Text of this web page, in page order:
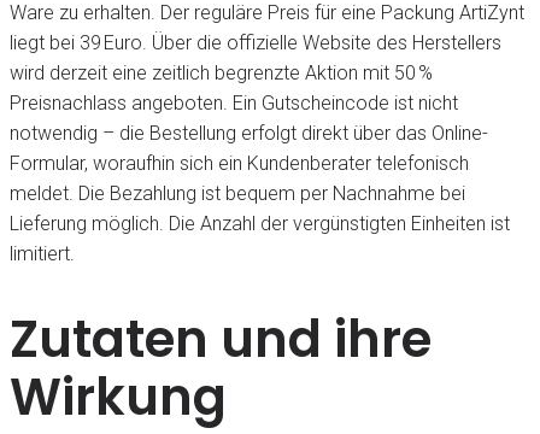
Ware zu erhalten. Der reguläre Preis für eine Packung ArtiZynt
liegt bei 39 Euro. Über die offizielle Website des Herstellers
wird derzeit eine zeitlich begrenzte Aktion mit 50 %
Preisnachlass angeboten. Ein Gutscheincode ist nicht
notwendig – die Bestellung erfolgt direkt über das Online-
Formular, woraufhin sich ein Kundenberater telefonisch
meldet. Die Bezahlung ist bequem per Nachnahme bei
Lieferung möglich. Die Anzahl der vergünstigten Einheiten ist
limitiert.
Zutaten und ihre
Wirkung